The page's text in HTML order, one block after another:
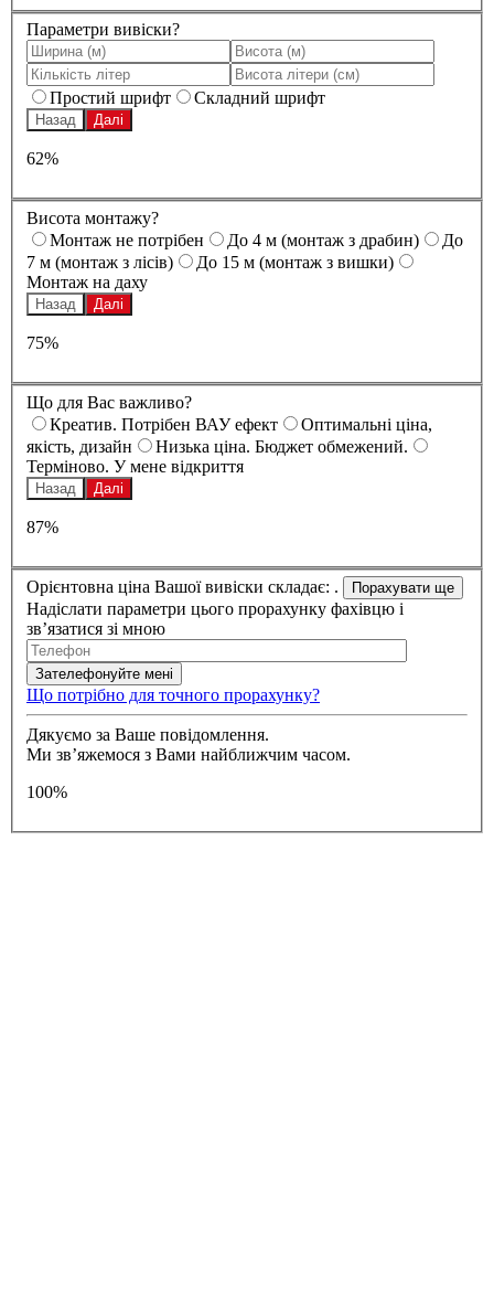
Параметри вивіски?
Простий шрифт Складний шрифт
Назад Далі
62%
Висота монтажу?
Монтаж не потрібен
До 4 м (монтаж з драбин)
До
7 м (монтаж з лісів)
До 15 м (монтаж з вишки)
Монтаж на даху
Назад Далі
75%
Що для Вас важливо?
Креатив. Потрібен ВАУ ефект
Оптимальні ціна,
якість, дизайн
Низька ціна. Бюджет обмежений.
Терміново. У мене відкриття
Назад Далі
87%
Орієнтовна ціна Вашої вивіски складає: .
Надіслати параметри цього прорахунку фахівцю і
зв’язатися зі мною
Що потрібно для точного прорахунку?
Дякуємо за Ваше повідомлення.
Ми зв’яжемося з Вами найближчим часом.
100%